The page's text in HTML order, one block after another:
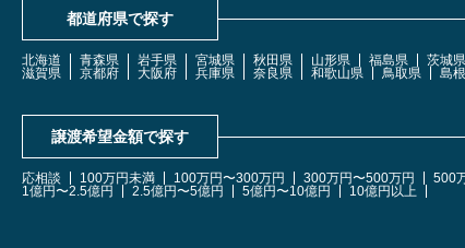
都道府県で探す
北海道 青森県 岩手県 宮城県 秋田県 山形県 福島県 茨城県
滋賀県
京都府 大阪府 兵庫県 奈良県 和歌山県 鳥取県 島
譲渡希望金額で探す
応相談 100万円未満 100万円〜300万円 300万円〜500万円 500
1億円〜2.5億円
2.5億円〜5億円 5億円〜10億円 10億円以上